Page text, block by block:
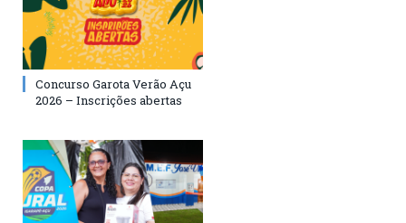
Concurso Garota Verão Açu
2026 – Inscrições abertas